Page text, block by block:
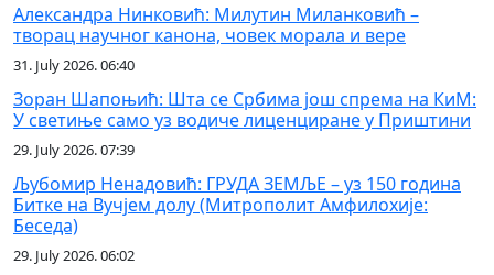
Александра Нинковић: Милутин Миланковић –
творац научног канона, човек морала и вере
31. July 2026. 06:40
Зоран Шапоњић: Шта се Србима још спрема на КиМ:
У светиње само уз водиче лиценциране у Приштини
29. July 2026. 07:39
Љубомир Ненадовић: ГРУДА ЗЕМЉЕ – уз 150 година
Битке на Вучјем долу (Митрополит Амфилохије:
Беседа)
29. July 2026. 06:02